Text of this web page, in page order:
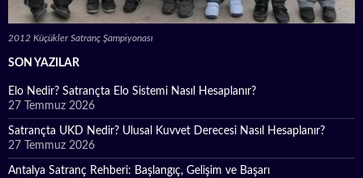
2012 Küçükler Satranç Şampiyonası
SON YAZILAR
Elo Nedir? Satrançta Elo Sistemi Nasıl Hesaplanır?
27 Temmuz 2026
Satrançta UKD Nedir? Ulusal Kuvvet Derecesi Nasıl Hesaplanır?
27 Temmuz 2026
Antalya Satranç Rehberi: Başlangıç, Gelişim ve Başarı